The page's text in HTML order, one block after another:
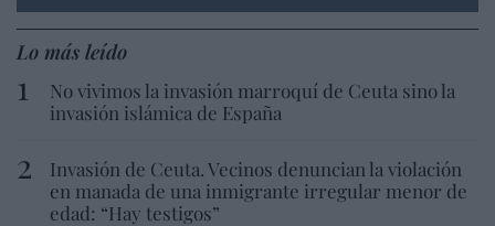
Lo más leído
No vivimos la invasión marroquí de Ceuta sino la
invasión islámica de España
Invasión de Ceuta. Vecinos denuncian la violación
en manada de una inmigrante irregular menor de
edad: “Hay testigos”